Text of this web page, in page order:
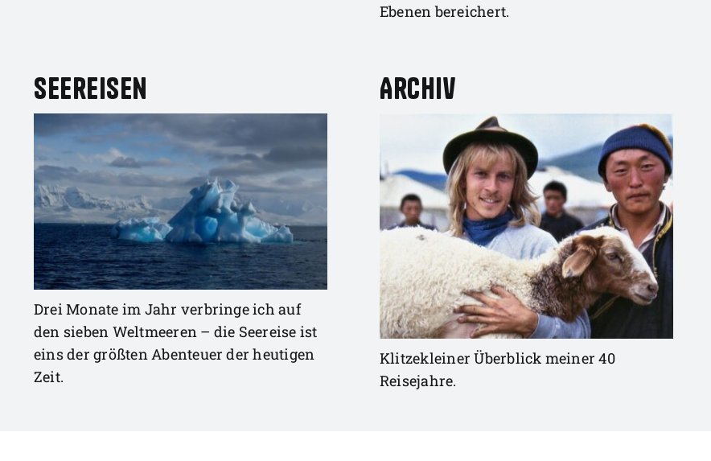
Ebenen bereichert.
Seereisen
Drei Monate im Jahr verbringe ich auf
den sieben Weltmeeren – die Seereise ist
eins der größten Abenteuer der heutigen
Zeit.
Archiv
Klitzekleiner Überblick meiner 40
Reisejahre.